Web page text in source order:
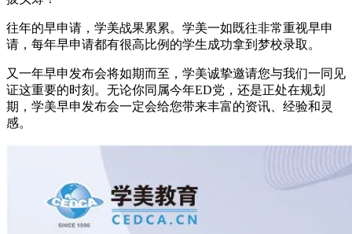
往年的早申请，学美战果累累。学美一如既往非常重视早申
请，每年早申请都有很高比例的学生成功拿到梦校录取。
又一年早申发布会将如期而至，学美诚挚邀请您与我们一同见
证这重要的时刻。无论你同属今年ED党，还是正处在规划
期，学美早申发布会一定会给您带来丰富的资讯、经验和灵
感。